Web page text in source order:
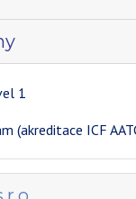
1
(akreditace ICF